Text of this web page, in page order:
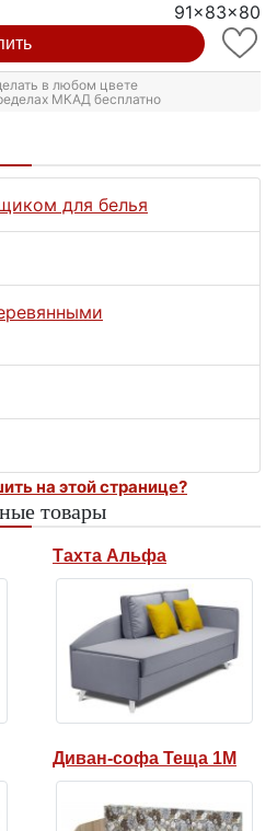
91x83x80
в любом цвете
МКАД бесплатно
для белья
на этой странице?
товары
Тахта Альфа
Диван-софа Теща 1М